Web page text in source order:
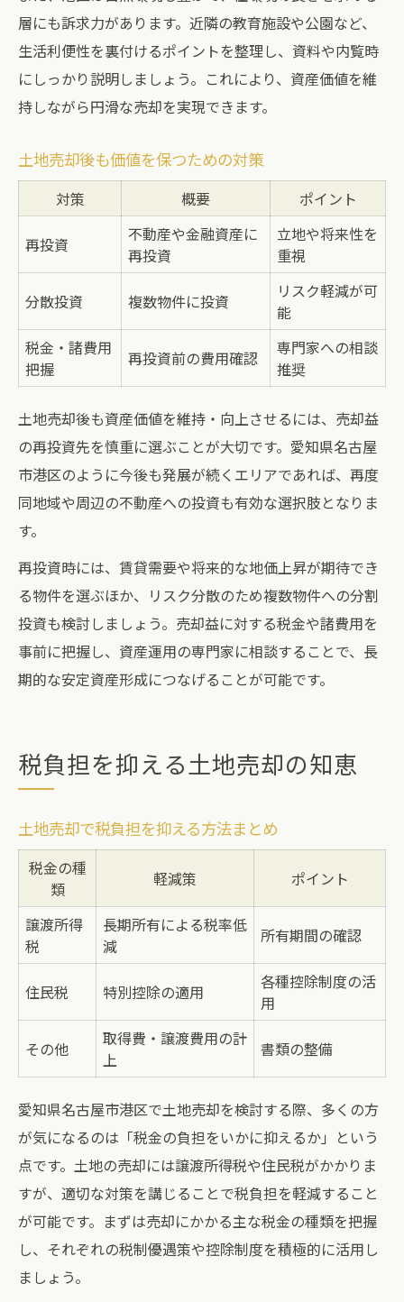
層にも訴求力があります。近隣の教育施設や公園など、
生活利便性を裏付けるポイントを整理し、資料や内覧時
にしっかり説明しましょう。これにより、資産価値を維
持しながら円滑な売却を実現できます。
土地売却後も価値を保つための対策
対策 概要 ポイント
再投資
不動産や金融資産に
再投資
立地や将来性を
重視
分散投資 複数物件に投資
リスク軽減が可
能
税金・諸費用
把握
再投資前の費用確認
専門家への相談
推奨
土地売却後も資産価値を維持・向上させるには、売却益
の再投資先を慎重に選ぶことが大切です。愛知県名古屋
市港区のように今後も発展が続くエリアであれば、再度
同地域や周辺の不動産への投資も有効な選択肢となりま
す。
再投資時には、賃貸需要や将来的な地価上昇が期待でき
る物件を選ぶほか、リスク分散のため複数物件への分割
投資も検討しましょう。売却益に対する税金や諸費用を
事前に把握し、資産運用の専門家に相談することで、長
期的な安定資産形成につなげることが可能です。
税負担を抑える土地売却の知恵
土地売却で税負担を抑える方法まとめ
税金の種
類
軽減策 ポイント
譲渡所得
税
長期所有による税率低
減
所有期間の確認
住民税 特別控除の適用
各種控除制度の活
用
その他
取得費・譲渡費用の計
上
書類の整備
愛知県名古屋市港区で土地売却を検討する際、多くの方
が気になるのは「税金の負担をいかに抑えるか」という
点です。土地の売却には譲渡所得税や住民税がかかりま
すが、適切な対策を講じることで税負担を軽減すること
が可能です。まずは売却にかかる主な税金の種類を把握
し、それぞれの税制優遇策や控除制度を積極的に活用し
ましょう。